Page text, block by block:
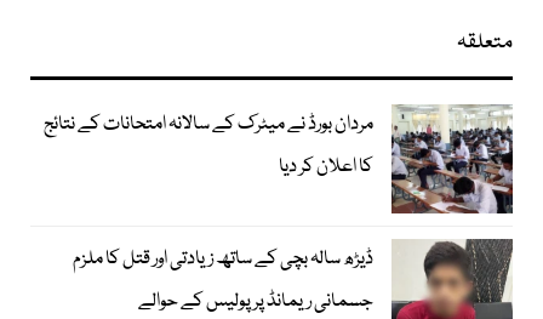
متعلقہ
مردان بورڈ نے میٹرک کے سالانہ امتحانات کے نتائج
کا اعلان کر دیا
ڈیڑھ سالہ بچی کے ساتھ زیادتی اور قتل کا ملزم
جسمانی ریمانڈ پر پولیس کے حوالے